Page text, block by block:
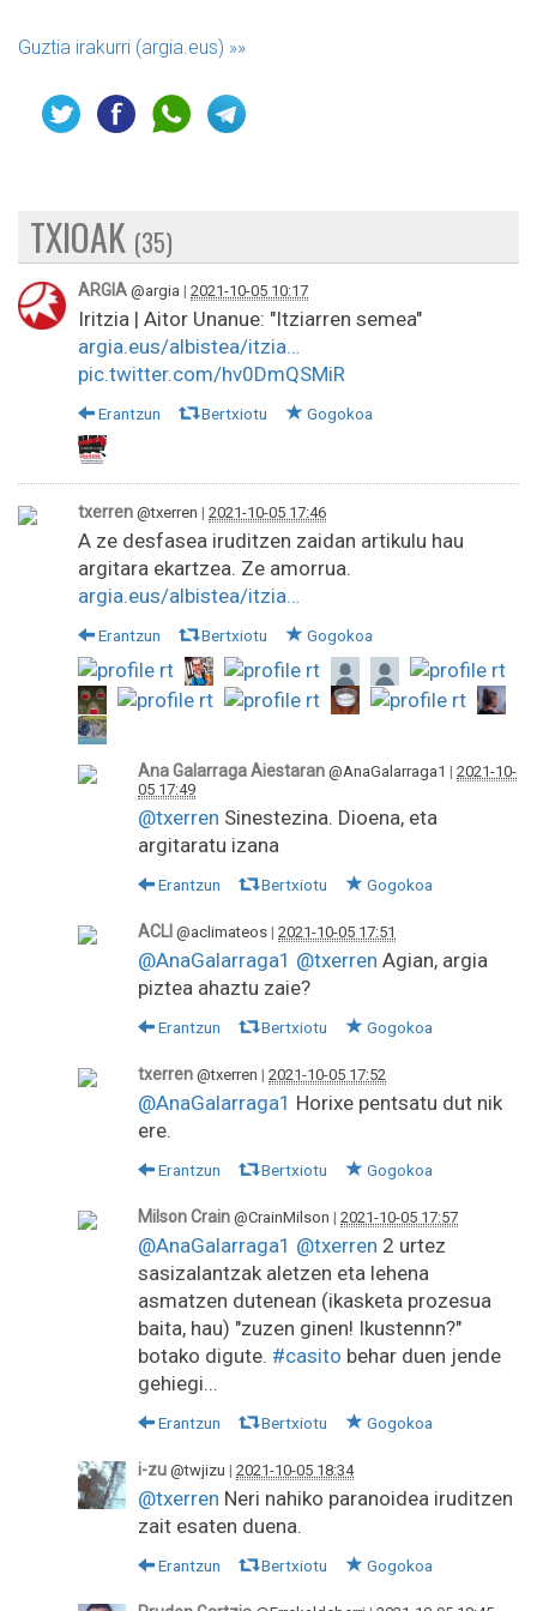
Guztia irakurri (argia.eus) »»
TXIOAK (35)
ARGIA @argia | 2021-10-05 10:17
Iritzia | Aitor Unanue: "Itziarren semea"
argia.eus/albistea/itzia…
pic.twitter.com/hv0DmQSMiR
Erantzun Bertxiotu Gogokoa
txerren @txerren | 2021-10-05 17:46
A ze desfasea iruditzen zaidan artikulu hau
argitara ekartzea. Ze amorrua.
argia.eus/albistea/itzia…
Erantzun Bertxiotu Gogokoa
Ana Galarraga Aiestaran @AnaGalarraga1 | 2021-10-
05 17:49
@txerren Sinestezina. Dioena, eta
argitaratu izana
Erantzun Bertxiotu Gogokoa
ACLI @aclimateos | 2021-10-05 17:51
@AnaGalarraga1 @txerren Agian, argia
piztea ahaztu zaie?
Erantzun Bertxiotu Gogokoa
txerren @txerren | 2021-10-05 17:52
@AnaGalarraga1 Horixe pentsatu dut nik
ere.
Erantzun Bertxiotu Gogokoa
Milson Crain @CrainMilson | 2021-10-05 17:57
@AnaGalarraga1 @txerren 2 urtez
sasizalantzak aletzen eta lehena
asmatzen dutenean (ikasketa prozesua
baita, hau) "zuzen ginen! Ikustennn?"
botako digute. #casito behar duen jende
gehiegi...
Erantzun Bertxiotu Gogokoa
i-zu @twjizu | 2021-10-05 18:34
@txerren Neri nahiko paranoidea iruditzen
zait esaten duena.
Erantzun Bertxiotu Gogokoa